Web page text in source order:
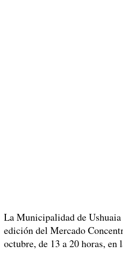
La Municipalidad de
edición del Mercado
octubre, de 13 a 20 horas, en